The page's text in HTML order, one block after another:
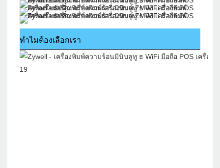
ทำไมต้องเลือกเรา